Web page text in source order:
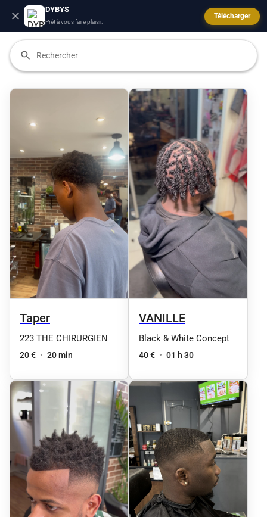
DYBYS
Prêt à vous faire plaisir.
Télécharger
Taper
223 THE CHIRURGIEN
20 € • 20 min
VANILLE
Black & White Concept
40 € • 01 h 30